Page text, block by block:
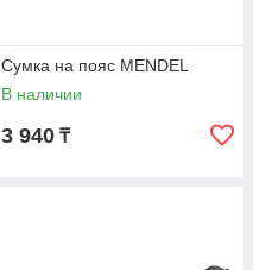
Сумка на пояс MENDEL
В наличии
3 940 ₸